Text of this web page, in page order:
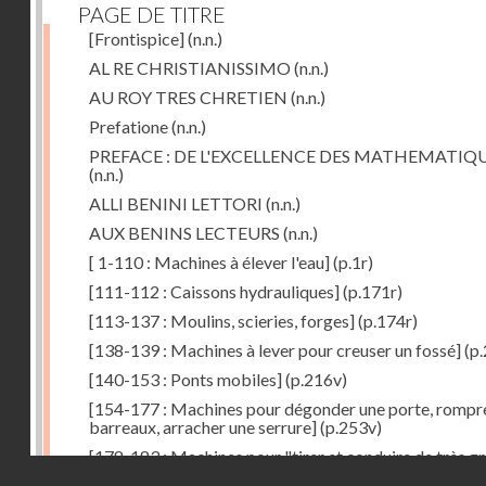
PAGE DE TITRE
[Frontispice](n.n.)
AL RE CHRISTIANISSIMO (n.n.)
AU ROY TRES CHRETIEN (n.n.)
Prefatione(n.n.)
PREFACE : DE L'EXCELLENCE DES
(n.n.)
ALLI BENINI LETTORI (n.n.)
AUX BENINS LECTEURS (n.n.)
[ 1-110 : Machines à élever l'eau](p.1r)
[111-112 : Caissons hydrauliques](p.171r)
[113-137 : Moulins, scieries, forges](p.174r)
[138-139 : Machines à lever pour creuser un fossé]
[140-153 : Ponts mobiles](p.216v)
[154-177 : Machines pour dégonder une porte,
barreaux, arracher une serrure](p.253v)
[178-183 : Machines pour "tirer et conduire de très